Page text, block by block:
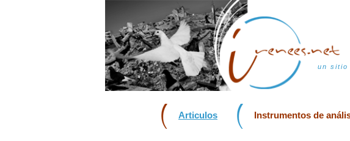
un sitio
Articulos Instrumentos de